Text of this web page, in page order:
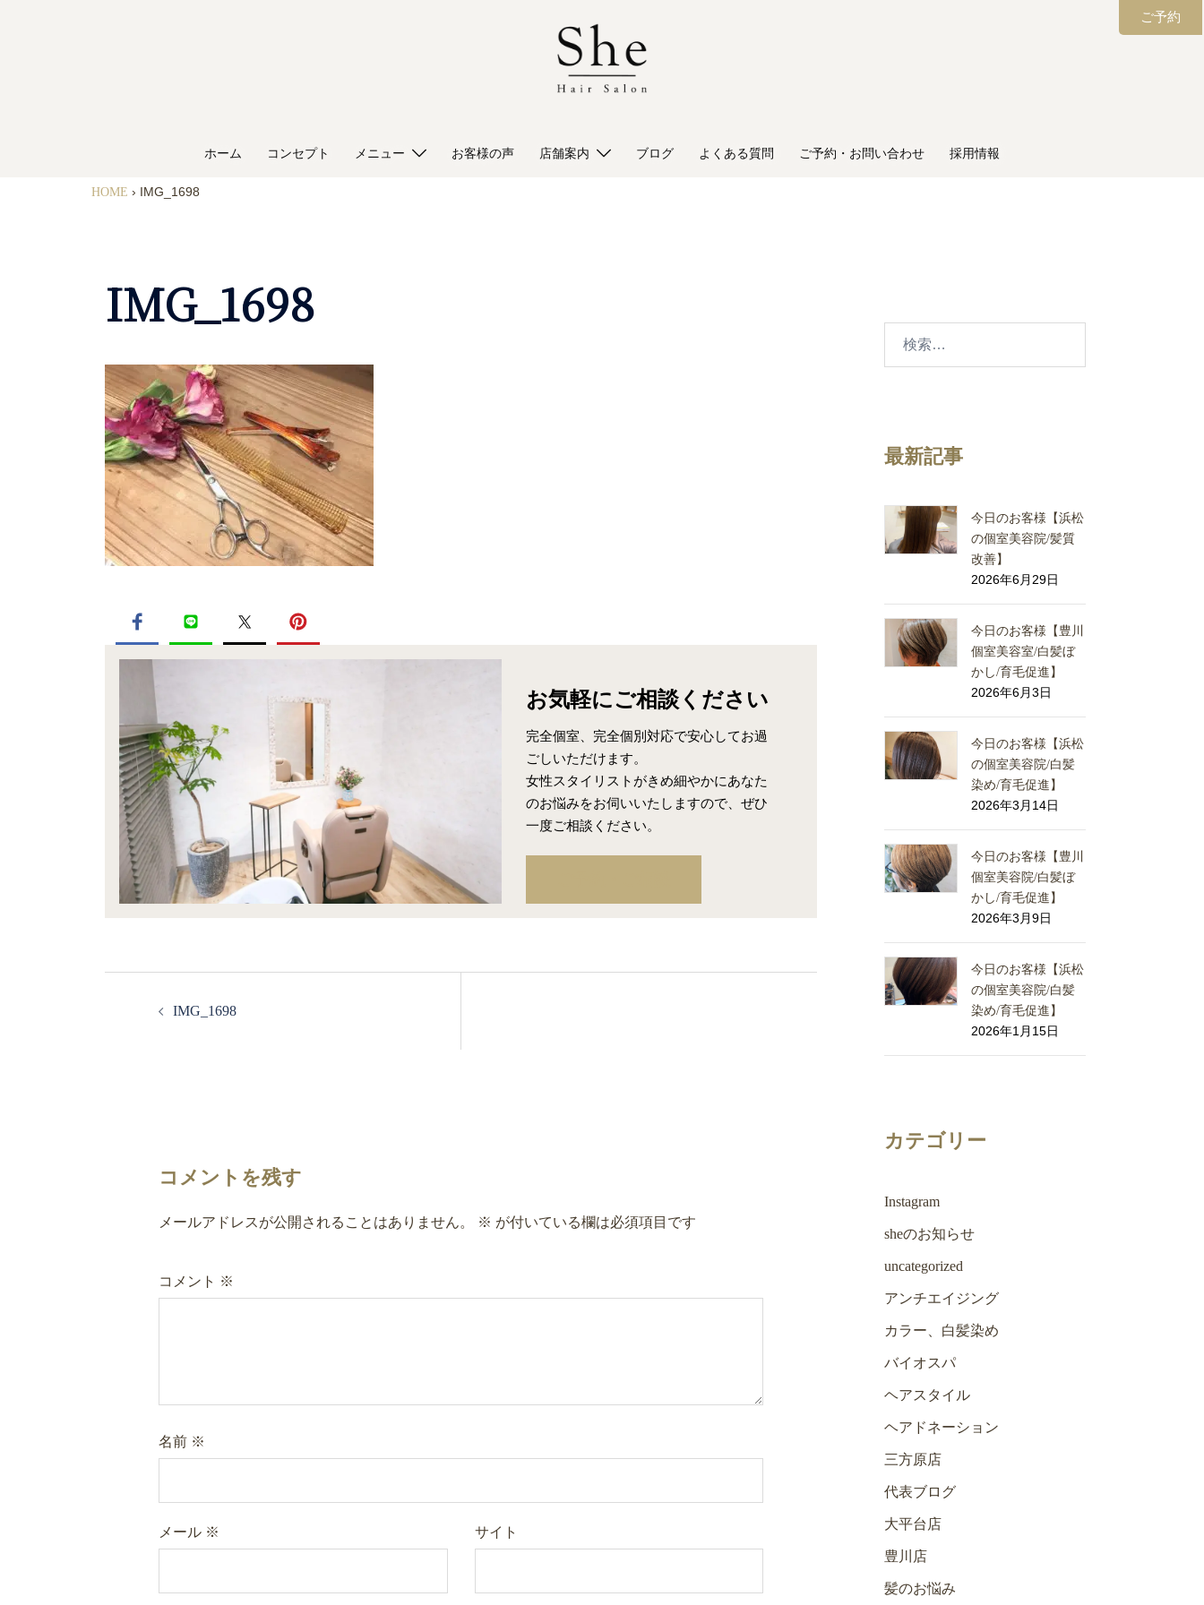
ホーム コンセプト メニュー お客様の声 店舗案内 ブログ よくある質問 ご予約・お問い合わせ 採用情報
HOME › IMG_1698
IMG_1698
お気軽にご相談ください
完全個室、完全個別対応で安心してお過
ごしいただけます。
女性スタイリストがきめ細やかにあなた
のお悩みをお伺いいたしますので、ぜひ
一度ご相談ください。
IMG_1698
コメントを残す
メールアドレスが公開されることはありません。 ※ が付いている欄は必須項目です
コメント ※
名前 ※
メール ※ サイト
最新記事
今日のお客様【浜松
の個室美容院/髪質
改善】
2026年6月29日
今日のお客様【豊川
個室美容室/白髪ぼ
かし/育毛促進】
2026年6月3日
今日のお客様【浜松
の個室美容院/白髪
染め/育毛促進】
2026年3月14日
今日のお客様【豊川
個室美容院/白髪ぼ
かし/育毛促進】
2026年3月9日
今日のお客様【浜松
の個室美容院/白髪
染め/育毛促進】
2026年1月15日
カテゴリー
Instagram
sheのお知らせ
uncategorized
アンチエイジング
カラー、白髪染め
バイオスパ
ヘアスタイル
ヘアドネーション
三方原店
代表ブログ
大平台店
豊川店
髪のお悩み
ご予約